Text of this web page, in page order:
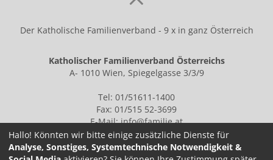
Der Katholische Familienverband - 9 x in ganz Österreich
Katholischer Familienverband Österreichs
A- 1010 Wien, Spiegelgasse 3/3/9
Tel: 01/51611-1400
Fax: 01/515 52-3699
E-Mail:info@familie.at
Hallo! Könnten wir bitte einige zusätzliche Dienste für
Analyse, Sonstiges, Systemtechnische Notwendigkeit &